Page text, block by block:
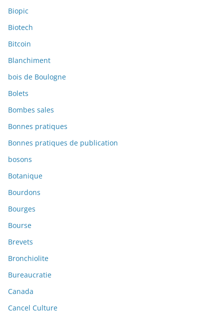
Biopic
Biotech
Bitcoin
Blanchiment
bois de Boulogne
Bolets
Bombes sales
Bonnes pratiques
Bonnes pratiques de publication
bosons
Botanique
Bourdons
Bourges
Bourse
Brevets
Bronchiolite
Bureaucratie
Canada
Cancel Culture